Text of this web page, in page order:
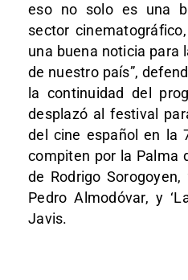
eso no solo es una
sector
una buena noticia para
de nuestro país”,
la continuidad del
desplazó al festival
del cine español en la
compiten por la Palma
de Rodrigo Sorogoyen,
Pedro Almodóvar, y
Javis.